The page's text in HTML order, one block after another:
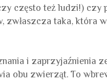
często też ludzi!) czy
taka, która
i zaprzyjaźnienia
obu zwierząt. To